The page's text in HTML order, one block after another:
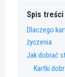
Spis treści
Dlaczego
życzenia
Jak dobrać
Kartki